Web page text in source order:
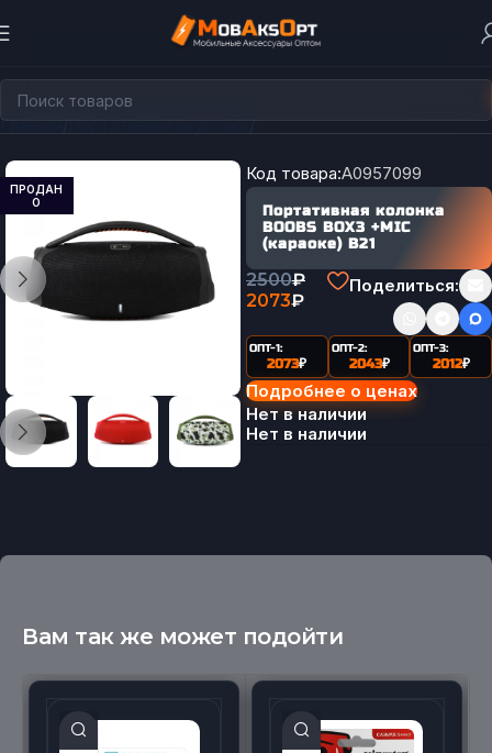
Главная Портативная акустика Караоке-Колонки
ПРОДАН
О
Код товара:A0957099
Портативная колонка
BOOBS BOX3 +MIC
(караоке) B21
2500₽
2073₽
Поделиться:
ОПТ-1:
2073₽
ОПТ-2:
2043₽
ОПТ-3:
2012₽
Подробнее о ценах
Нет в наличии
Нет в наличии
Вам так же может подойти